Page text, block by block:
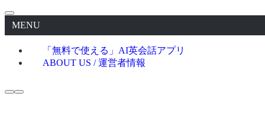
MENU
「無料で使える」AI英会話アプリ
ABOUT US / 運営者情報